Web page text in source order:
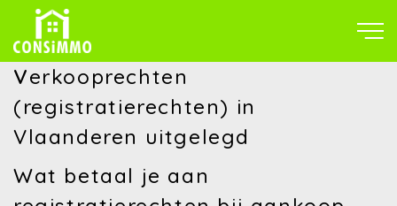
Verkooprechten
(registratierechten) in
Vlaanderen uitgelegd
Wat betaal je aan